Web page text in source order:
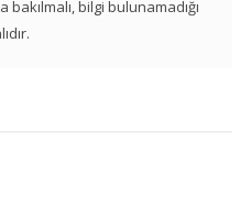
bilgi bulunamadığı